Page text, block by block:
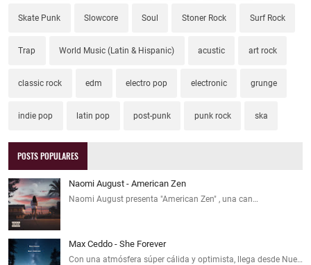
Skate Punk Slowcore Soul Stoner Rock Surf Rock
Trap World Music (Latin & Hispanic) acustic art rock
classic rock edm electro pop electronic grunge
indie pop latin pop post-punk punk rock ska
POSTS POPULARES
Naomi August - American Zen
Naomi August presenta "American Zen" , una can…
Max Ceddo - She Forever
Con una atmósfera súper cálida y optimista, llega desde Nue…